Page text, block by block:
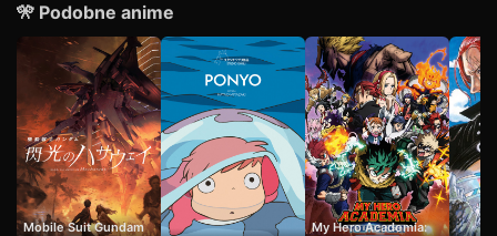
🎌 Podobne anime
Mobile Suit Gundam
My Hero Academia: